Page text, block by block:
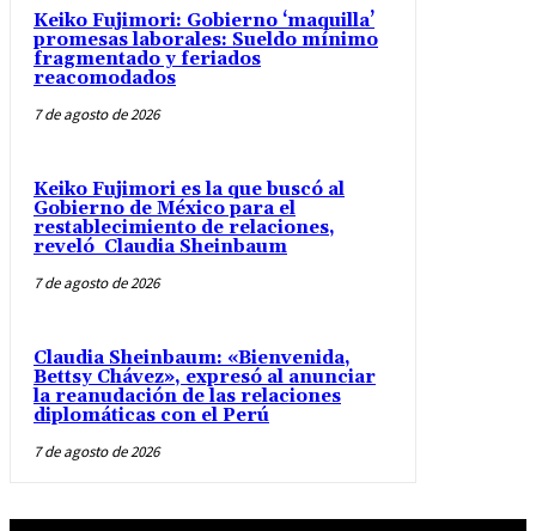
Keiko Fujimori: Gobierno ‘maquilla’
promesas laborales: Sueldo mínimo
fragmentado y feriados
reacomodados
7 de agosto de 2026
Keiko Fujimori es la que buscó al
Gobierno de México para el
restablecimiento de relaciones,
reveló Claudia Sheinbaum
7 de agosto de 2026
Claudia Sheinbaum: «Bienvenida,
Bettsy Chávez», expresó al anunciar
la reanudación de las relaciones
diplomáticas con el Perú
7 de agosto de 2026